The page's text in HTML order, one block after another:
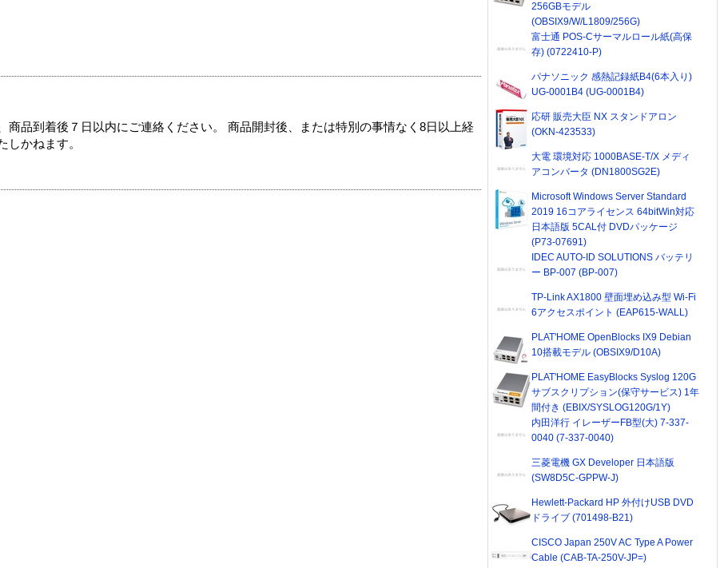
商品到着後７日以内にご連絡ください。 商品開封後、または特別の事情なく8日以上経
しかねます。
256GBモデル
(OBSIX9/W/L1809/256G)
富士通 POS-Cサーマルロール紙(高保
存) (0722410-P)
パナソニック 感熱記録紙B4(6本入り)
UG-0001B4 (UG-0001B4)
応研 販売大臣 NX スタンドアロン
(OKN-423533)
大電 環境対応 1000BASE-T/X メディ
アコンバータ (DN1800SG2E)
Microsoft Windows Server Standard
2019 16コアライセンス 64bitWin対応
日本語版 5CAL付 DVDパッケージ
(P73-07691)
IDEC AUTO-ID SOLUTIONS バッテリ
ー BP-007 (BP-007)
TP-Link AX1800 壁面埋め込み型 Wi-Fi
6アクセスポイント (EAP615-WALL)
PLAT'HOME OpenBlocks IX9 Debian
10搭載モデル (OBSIX9/D10A)
PLAT'HOME EasyBlocks Syslog 120G
サブスクリプション(保守サービス) 1年
間付き (EBIX/SYSLOG120G/1Y)
内田洋行 イレーザーFB型(大) 7-337-
0040 (7-337-0040)
三菱電機 GX Developer 日本語版
(SW8D5C-GPPW-J)
Hewlett-Packard HP 外付けUSB DVD
ドライブ (701498-B21)
CISCO Japan 250V AC Type A Power
Cable (CAB-TA-250V-JP=)